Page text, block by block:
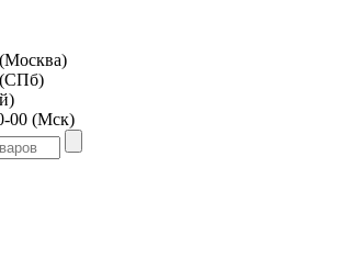
(СПб)
00 (Мск)